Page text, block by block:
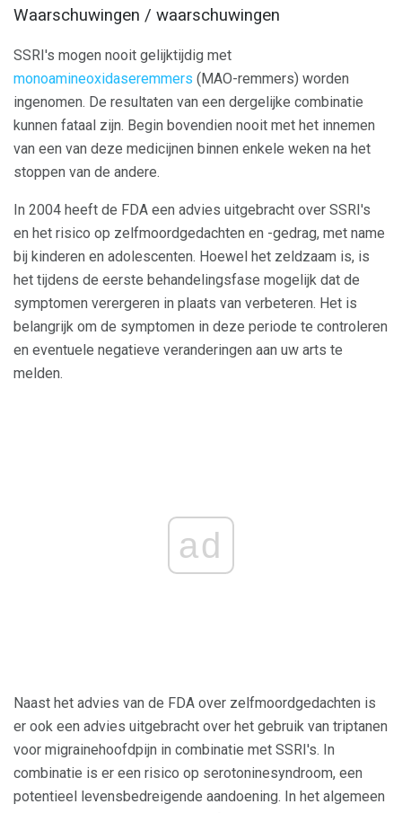
Waarschuwingen / waarschuwingen
SSRI's mogen nooit gelijktijdig met
monoamineoxidaseremmers (MAO-remmers) worden
ingenomen. De resultaten van een dergelijke combinatie
kunnen fataal zijn. Begin bovendien nooit met het innemen
van een van deze medicijnen binnen enkele weken na het
stoppen van de andere.
In 2004 heeft de FDA een advies uitgebracht over SSRI's
en het risico op zelfmoordgedachten en -gedrag, met name
bij kinderen en adolescenten. Hoewel het zeldzaam is, is
het tijdens de eerste behandelingsfase mogelijk dat de
symptomen verergeren in plaats van verbeteren. Het is
belangrijk om de symptomen in deze periode te controleren
en eventuele negatieve veranderingen aan uw arts te
melden.
ad
Naast het advies van de FDA over zelfmoordgedachten is
er ook een advies uitgebracht over het gebruik van triptanen
voor migrainehoofdpijn in combinatie met SSRI's. In
combinatie is er een risico op serotoninesyndroom, een
potentieel levensbedreigende aandoening. In het algemeen